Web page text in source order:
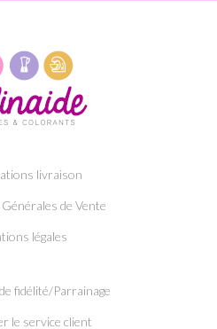
livraison
de Vente
légales
fidélité/Parrainage
le service client